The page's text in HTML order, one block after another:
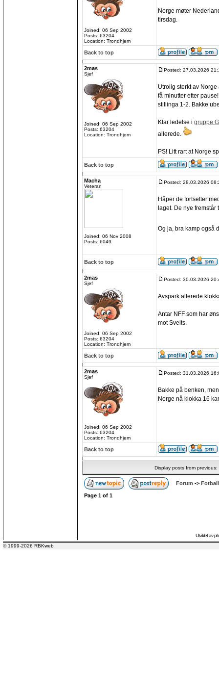
Joined: 06 Sep 2002
Posts: 63204
Location: Trondhjem
Norge møter
tirsdag.
Back to top
2mas
Sjef
Joined: 06 Sep 2002
Posts: 63204
Location: Trondhjem
Posted: 27.03.2026
Utrolig sterkt av
få minutter etter
stillinga 1-2. Bakke
Klar ledelse i gruppe G
allerede.
PS! Litt rart at Norge
Back to top
Macha
Veteran
Joined: 06 Nov 2008
Posts: 6049
Posted: 28.03.2026
Håper de fortsetter
laget. De nye fremstår
Og ja, bra kamp også
Back to top
2mas
Sjef
Joined: 06 Sep 2002
Posts: 63204
Location: Trondhjem
Posted: 30.03.2026
Avspark allerede
Antar NFF som har
mot Sveits.
Back to top
2mas
Sjef
Joined: 06 Sep 2002
Posts: 63204
Location: Trondhjem
Posted: 31.03.2026
Bakke på benken,
Norge nå klokka 16
Back to top
Display posts from previous:
Forum ->
Page 1 of 1
Utviklet av
© 1999-2026 RBKweb